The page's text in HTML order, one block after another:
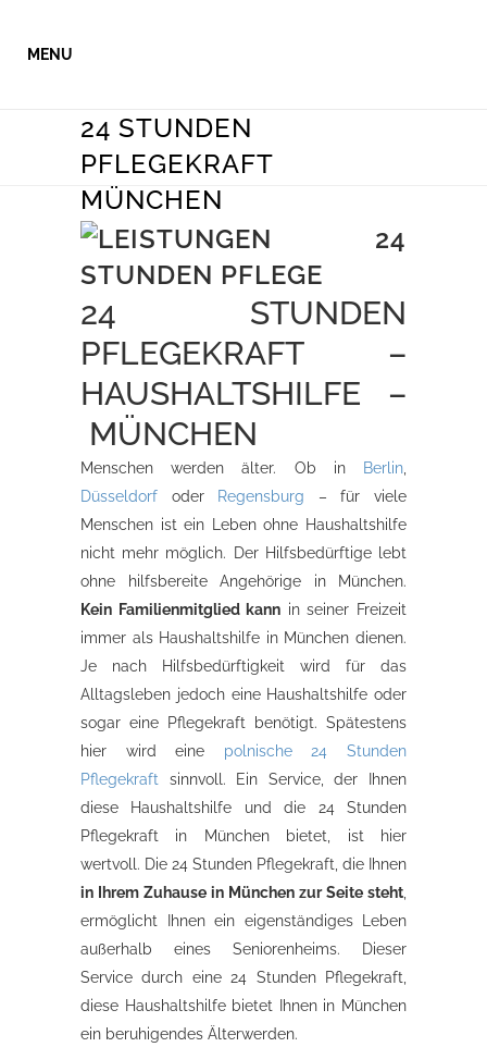
24 STUNDEN
PFLEGEKRAFT
MÜNCHEN
24 STUNDEN
PFLEGEKRAFT –
HAUSHALTSHILFE –
MÜNCHEN
Menschen werden älter. Ob in Berlin
Düsseldorf oder Regensburg – für viele
Menschen ist ein Leben ohne Haushaltshilfe
nicht mehr möglich. Der Hilfsbedürftige lebt
ohne hilfsbereite Angehörige in München.
Kein Familienmitglied kann in seiner Freizeit
immer als Haushaltshilfe in München dienen.
Je nach Hilfsbedürftigkeit wird für das
Alltagsleben jedoch eine Haushaltshilfe oder
sogar eine Pflegekraft benötigt. Spätestens
hier wird eine polnische 24 Stunden
Pflegekraft sinnvoll. Ein Service, der Ihnen
diese Haushaltshilfe und die 24 Stunden
Pflegekraft in München bietet, ist hier
wertvoll. Die 24 Stunden Pflegekraft, die Ihnen
in Ihrem Zuhause in München zur Seite steht
ermöglicht Ihnen ein eigenständiges Leben
außerhalb eines Seniorenheims. Dieser
Service durch eine 24 Stunden Pflegekraft,
diese Haushaltshilfe bietet Ihnen in München
ein beruhigendes Älterwerden.